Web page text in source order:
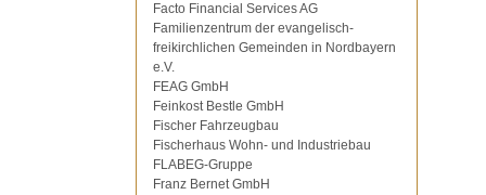
Facto Financial Services AG
Familienzentrum der evangelisch-
freikirchlichen Gemeinden in Nordbayern
e.V.
FEAG GmbH
Feinkost Bestle GmbH
Fischer Fahrzeugbau
Fischerhaus Wohn- und Industriebau
FLABEG-Gruppe
Franz Bernet GmbH